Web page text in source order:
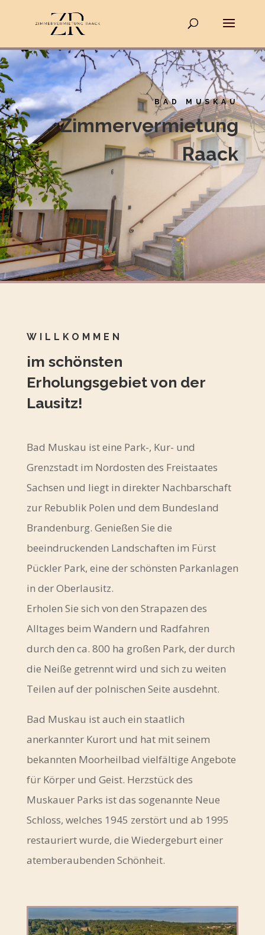
BAD MUSKAU
Zimmervermietung
Raack
WILLKOMMEN
im schönsten
Erholungsgebiet von der
Lausitz!
Bad Muskau ist eine Park-, Kur- und
Grenzstadt im Nordosten des Freistaates
Sachsen und liegt in direkter Nachbarschaft
zur Rebublik Polen und dem Bundesland
Brandenburg. Genießen Sie die
beeindruckenden Landschaften im Fürst
Pückler Park, eine der schönsten Parkanlagen
in der Oberlausitz.
Erholen Sie sich von den Strapazen des
Alltages beim Wandern und Radfahren
durch den ca. 800 ha großen Park, der durch
die Neiße getrennt wird und sich zu weiten
Teilen auf der polnischen Seite ausdehnt.
Bad Muskau ist auch ein staatlich
anerkannter Kurort und hat mit seinem
bekannten Moorheilbad vielfältige Angebote
für Körper und Geist. Herzstück des
Muskauer Parks ist das sogenannte Neue
Schloss, welches 1945 zerstört und ab 1995
restauriert wurde, die Wiedergeburt einer
atemberaubenden Schönheit.